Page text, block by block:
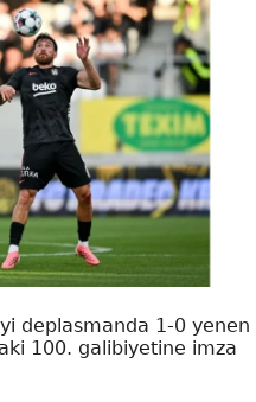
deplasmanda 1-0 yenen
100. galibiyetine imza